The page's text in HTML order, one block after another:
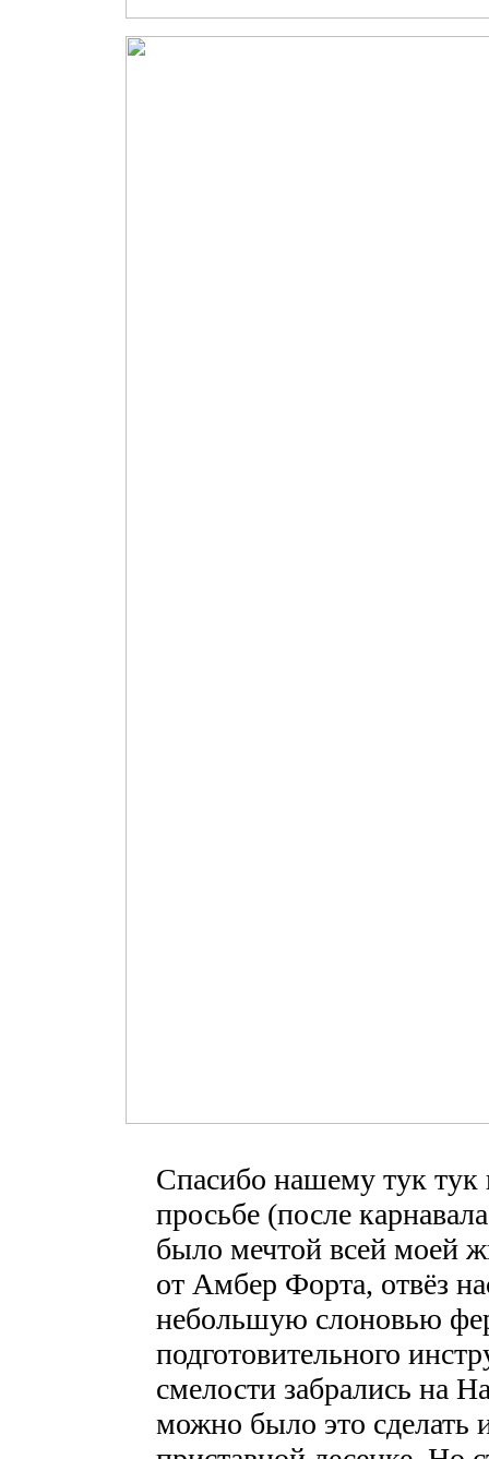
Спасибо нашему тук тук
просьбе (после
было мечтой всей моей
от Амбер Форта, отвёз
небольшую слоновью
подготовительного
смелости забрались на
можно было это сделать